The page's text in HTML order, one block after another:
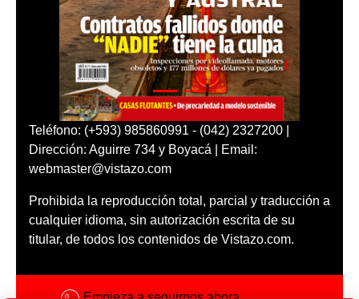
Teléfono: (+593) 985860991 - (042) 2327200 |
Dirección: Aguirre 734 y Boyacá | Email:
webmaster@vistazo.com
Prohibida la reproducción total, parcial y traducción a
cualquier idioma, sin autorización escrita de su
titular, de todos los contenidos de Vistazo.com.